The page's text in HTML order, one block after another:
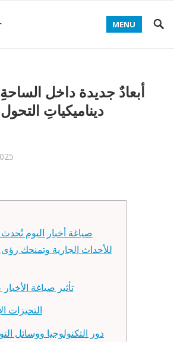
MENU
أبعادٌ جديدة داخل
ديناميكياتِ
للأحداث الجارية وتمنحك رؤى
تأثير صياغة
التحيزات
دور التكنولوجيا ووسائل